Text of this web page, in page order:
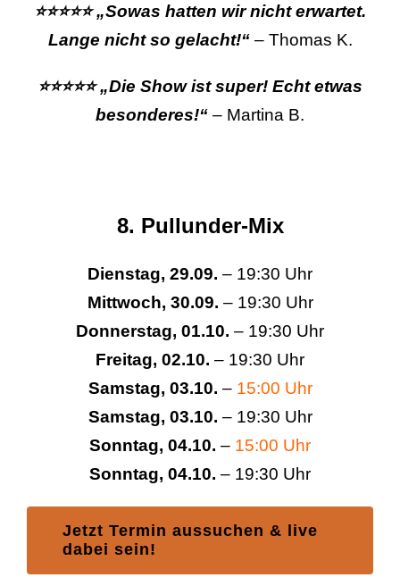
⭐⭐⭐⭐⭐ „Sowas hatten wir nicht erwartet.
Lange nicht so gelacht!“– Thomas K.
⭐⭐⭐⭐⭐ „Die Show ist super! Echt etwas
besonderes!“ – Martina B.
8. Pullunder-Mix
Dienstag, 29.09. – 19:30 Uhr
Mittwoch, 30.09. – 19:30 Uhr
Donnerstag, 01.10. – 19:30 Uhr
Freitag, 02.10. – 19:30 Uhr
Samstag, 03.10. – 15:00 Uhr
Samstag, 03.10. – 19:30 Uhr
Sonntag, 04.10. – 15:00 Uhr
Sonntag, 04.10. – 19:30 Uhr
Jetzt Termin aussuchen & live
dabei sein!